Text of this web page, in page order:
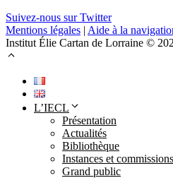
Suivez-nous sur Twitter
Mentions légales | Aide à la
Institut Élie Cartan de Lorraine ©
L’IECL
Présentation
Actualités
Bibliothèque
Instances et commissions
Grand public